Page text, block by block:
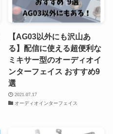
【AG03以外にも沢山あ
る】配信に使える超便利な
ミキサー型のオーディオイ
ンターフェイス おすすめ9
選
2021.07.17
オーディオインターフェイス